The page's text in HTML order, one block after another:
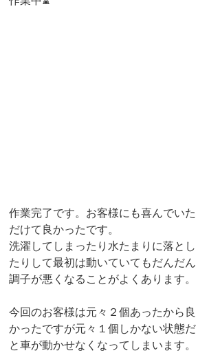
作業完了です。お客様にも喜んでいた
だけて良かったです。
洗濯してしまったり水たまりに落とし
たりして最初は動いていてもだんだん
調子が悪くなることがよくあります。
今回のお客様は元々２個あったから良
かったですが元々１個しかない状態だ
と車が動かせなくなってしまいます。